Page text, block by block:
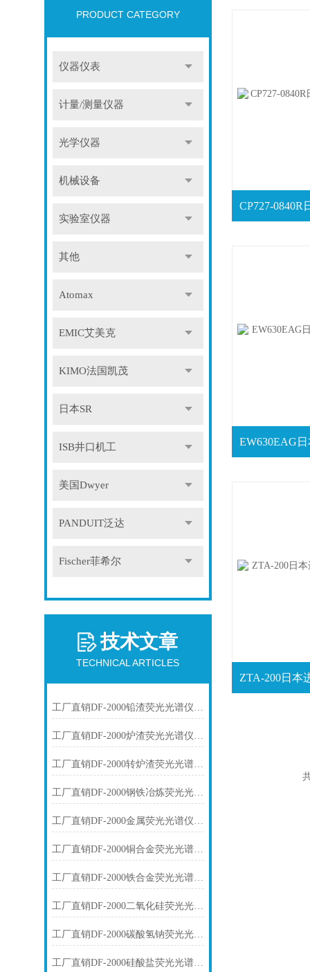
PRODUCT CATEGORY
仪器仪表
计量/测量仪器
光学仪器
机械设备
实验室仪器
其他
Atomax
EMIC艾美克
KIMO法国凯茂
日本SR
ISB井口机工
美国Dwyer
PANDUIT泛达
Fischer菲希尔
技术文章
TECHNICAL ARTICLES
工厂直销DF-2000铅渣荧光光谱仪技术参数
工厂直销DF-2000炉渣荧光光谱仪技术参数
工厂直销DF-2000转炉渣荧光光谱仪技术参数
工厂直销DF-2000钢铁冶炼荧光光谱仪技术参数
工厂直销DF-2000金属荧光光谱仪技术参数
工厂直销DF-2000铜合金荧光光谱仪技术参数
工厂直销DF-2000铁合金荧光光谱仪技术参数
工厂直销DF-2000二氧化硅荧光光谱仪技术参数
工厂直销DF-2000碳酸氢钠荧光光谱仪技术参数
工厂直销DF-2000硅酸盐荧光光谱仪技术参数